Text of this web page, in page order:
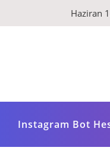
Haziran
Instagram Bot